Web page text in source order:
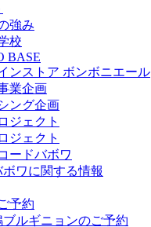
強み
校
BASE
ンストア ボンボニエール
業企画
ング企画
ジェクト
ジェクト
ードバボワ
ボワに関する情報
予約
ブルギニョンのご予約